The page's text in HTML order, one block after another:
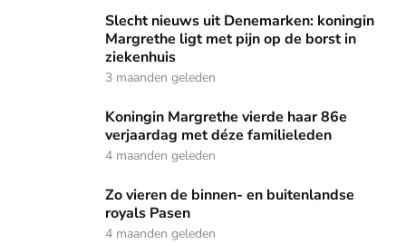
Slecht nieuws uit Denemarken: koningin Margrethe ligt
Slecht nieuws uit Denemarken: koningin
Margrethe ligt met pijn op de borst in
ziekenhuis
3 maanden geleden
Koningin Margrethe vierde haar 86e verjaardag met déze
Koningin Margrethe vierde haar 86e
verjaardag met déze familieleden
4 maanden geleden
Zo vieren de binnen- en buitenlandse royals Pasen
Zo vieren de binnen- en buitenlandse
royals Pasen
4 maanden geleden